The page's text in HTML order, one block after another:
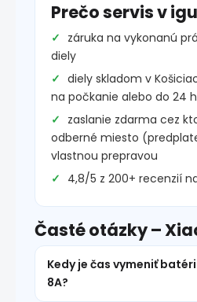
Prečo servis v
záruka na vykonanú
diely
diely skladom v
na počkanie alebo do 24
zaslanie zdarma cez
odberné miesto
vlastnou prepravou
4,8/5 z 200+ recenzií
Časté otázky –
Kedy je čas vymeniť
8A?